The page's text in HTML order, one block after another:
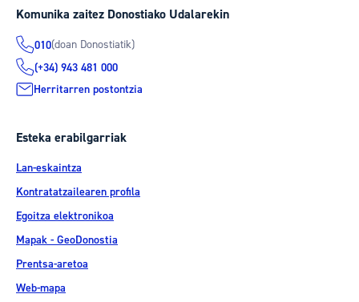
Komunika zaitez Donostiako Udalarekin
010(doan Donostiatik)
(+34) 943 481 000
Herritarren postontzia
Esteka erabilgarriak
Lan-eskaintza
Kontratatzailearen profila
Egoitza elektronikoa
Mapak - GeoDonostia
Prentsa-aretoa
Web-mapa